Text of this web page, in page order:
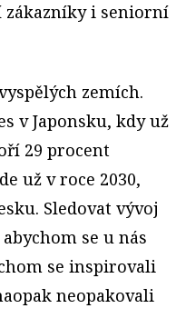
i seniorní
zemích.
v Japonsku, kdy už
29 procent
už v roce 2030,
Sledovat vývoj
se u nás
se inspirovali
neopakovali